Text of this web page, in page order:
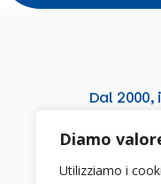
Diamo
Utilizziamo i
Dal